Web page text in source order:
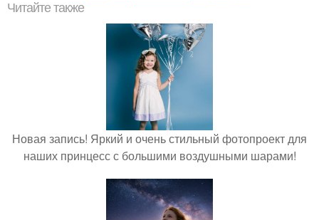
Читайте также
Новая запись! Яркий и очень стильный фотопроект для
наших принцесс с большими воздушными шарами!